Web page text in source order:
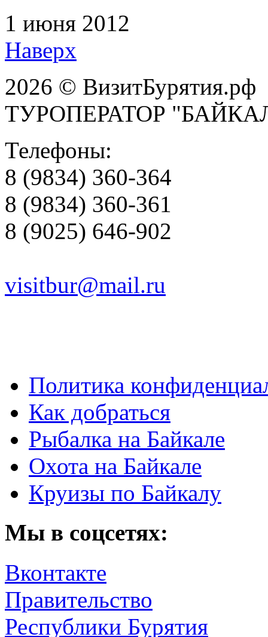
1 июня 2012
Наверх
2026 © ВизитБурятия.рф
ТУРОПЕРАТОР
Телефоны:
8 (9834) 360-364
8 (9834) 360-361
8 (9025) 646-902
visitbur@mail.ru
Политика
Как добраться
Рыбалка на Байкале
Охота на Байкале
Круизы по Байкалу
Мы в соцсетях:
Вконтакте
Правительство
Республики Бурятия